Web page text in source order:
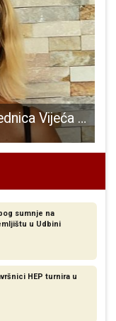
Vesna Stručić nova je predsjednica Vijeća roditelja RK Gospić
sumnje na
u Udbini
HEP turnira u